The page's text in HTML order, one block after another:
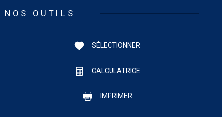
NOS OUTILS
SÉLECTIONNER
CALCULATRICE
IMPRIMER